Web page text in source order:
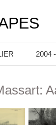
2004